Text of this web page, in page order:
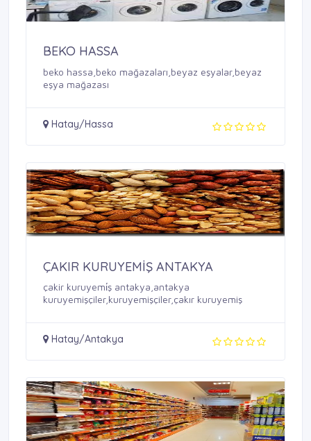
BEKO HASSA
beko hassa,beko mağazaları,beyaz eşyalar,beyaz
eşya mağazası
Hatay/Hassa
ÇAKIR KURUYEMİŞ ANTAKYA
çakir kuruyemi̇ş antakya,antakya
kuruyemişçiler,kuruyemişçiler,çakır kuruyemiş
Hatay/Antakya